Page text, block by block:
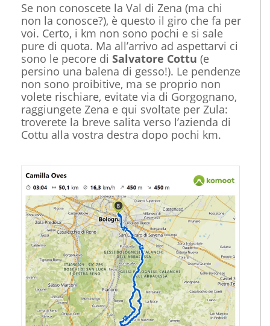
Se non conoscete la Val di Zena (ma chi
non la conosce?), è questo il giro che fa per
voi. Certo, i km non sono pochi e si sale
pure di quota. Ma all’arrivo ad aspettarvi ci
sono le pecore di Salvatore Cottu (e
persino una balena di gesso!). Le pendenze
non sono proibitive, ma se proprio non
volete rischiare, evitate via di Gorgognano,
raggiungete Zena e qui svoltate per Zula:
troverete la breve salita verso l’azienda di
Cottu alla vostra destra dopo pochi km.